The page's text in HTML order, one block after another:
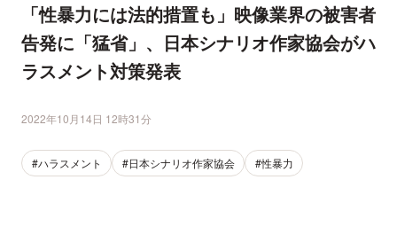
「性暴力には法的措置も」映像業界の被害者
告発に「猛省」、日本シナリオ作家協会がハ
ラスメント対策発表
2022年10月14日 12時31分
#ハラスメント #日本シナリオ作家協会 #性暴力